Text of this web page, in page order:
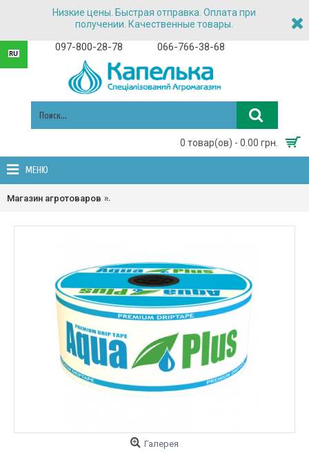
Низкие цены. Быстрая отправка. Оплата при
получении. Качественные товары.
097-800-28-78 066-766-38-68
0 товар(ов) - 0.00 грн.
МЕНЮ
Магазин агротоваров
Галерея